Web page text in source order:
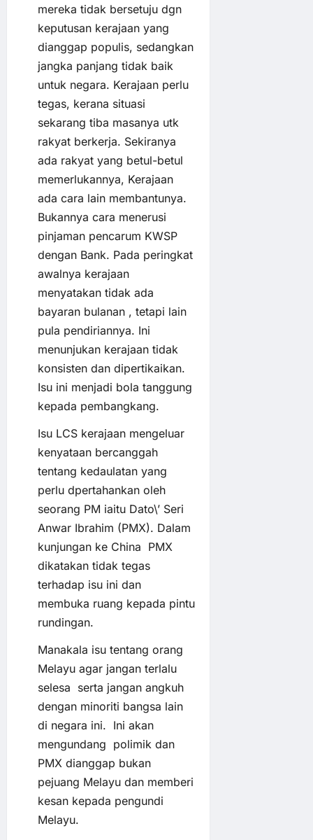
mereka tidak bersetuju dgn
keputusan kerajaan yang
dianggap populis, sedangkan
jangka panjang tidak baik
untuk negara. Kerajaan perlu
tegas, kerana situasi
sekarang tiba masanya utk
rakyat berkerja. Sekiranya
ada rakyat yang betul-betul
memerlukannya, Kerajaan
ada cara lain membantunya.
Bukannya cara menerusi
pinjaman pencarum KWSP
dengan Bank. Pada peringkat
awalnya kerajaan
menyatakan tidak ada
bayaran bulanan , tetapi lain
pula pendiriannya. Ini
menunjukan kerajaan tidak
konsisten dan dipertikaikan.
Isu ini menjadi bola tanggung
kepada pembangkang.
Isu LCS kerajaan mengeluar
kenyataan bercanggah
tentang kedaulatan yang
perlu dpertahankan oleh
seorang PM iaitu Dato\’ Seri
Anwar Ibrahim (PMX). Dalam
kunjungan ke China PMX
dikatakan tidak tegas
terhadap isu ini dan
membuka ruang kepada pintu
rundingan.
Manakala isu tentang orang
Melayu agar jangan terlalu
selesa serta jangan angkuh
dengan minoriti bangsa lain
di negara ini. Ini akan
mengundang polimik dan
PMX dianggap bukan
pejuang Melayu dan memberi
kesan kepada pengundi
Melayu.